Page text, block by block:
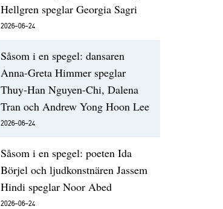
Hellgren speglar Georgia Sagri
2026-06-24
Såsom i en spegel: dansaren
Anna-Greta Himmer speglar
Thuy-Han Nguyen-Chi, Dalena
Tran och Andrew Yong Hoon Lee
2026-06-24
Såsom i en spegel: poeten Ida
Börjel och ljudkonstnären Jassem
Hindi speglar Noor Abed
2026-06-24